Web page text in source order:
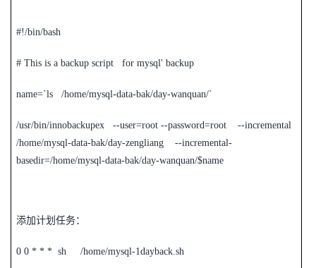
#!/bin/bash
# This is a backup script for mysql' backup
name=`ls /home/mysql-data-bak/day-wanquan/`
/usr/bin/innobackupex --user=root --password=root --incremental
/home/mysql-data-bak/day-zengliang --incremental-
basedir=/home/mysql-data-bak/day-wanquan/$name
添加计划任务：
0 0 * * * sh /home/mysql-1dayback.sh